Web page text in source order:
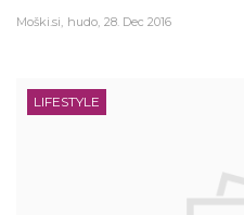
Moški.si hudo 28. Dec 2016
LIFESTYLE